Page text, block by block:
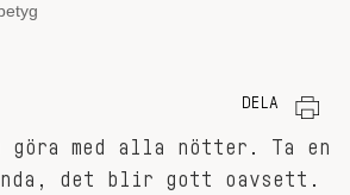
DELA
göra med alla nötter. Ta en
det blir gott oavsett.